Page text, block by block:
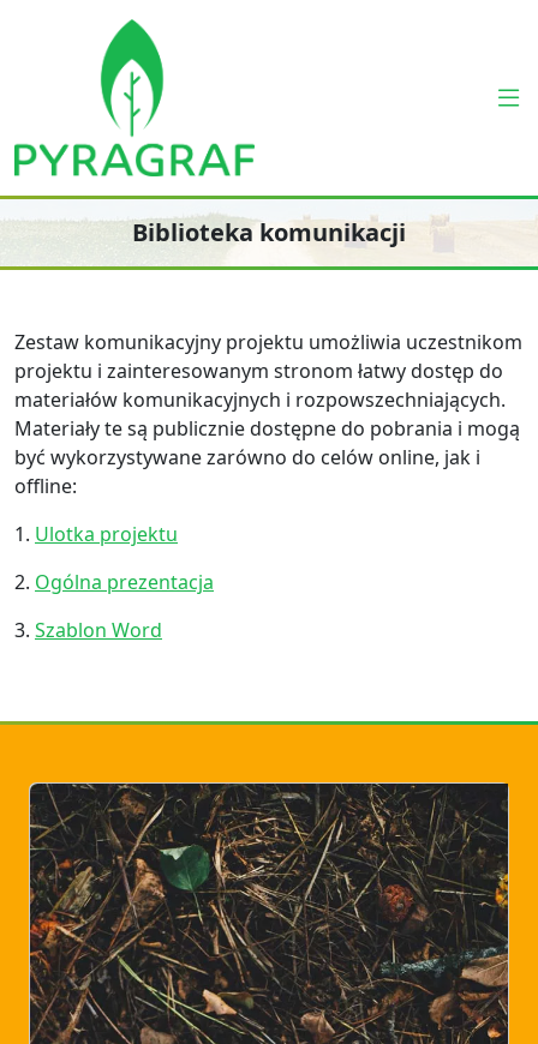
Biblioteka komunikacji
Zestaw komunikacyjny projektu umożliwia uczestnikom
projektu i zainteresowanym stronom łatwy dostęp do
materiałów komunikacyjnych i rozpowszechniających.
Materiały te są publicznie dostępne do pobrania i mogą
być wykorzystywane zarówno do celów online, jak i
offline:
1. Ulotka projektu
2. Ogólna prezentacja
3. Szablon Word